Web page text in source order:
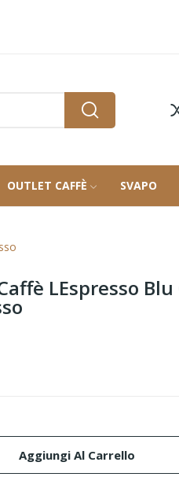
OUTLET CAFFÈ SVAPO
LEspresso
Aggiungi Al Carrello